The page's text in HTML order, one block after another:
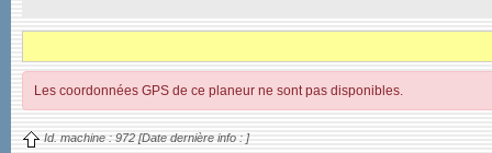
Les coordonnées GPS de ce planeur ne sont pas disponibles.
Id. machine : 972 [Date dernière info : ]